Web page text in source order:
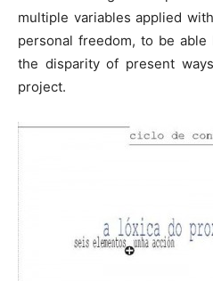
multiple variables applied
personal freedom, to be
the disparity of present
project.